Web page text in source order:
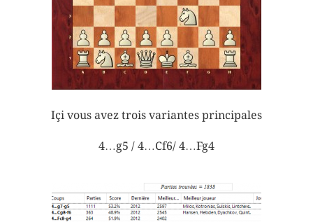
Içi vous avez trois variantes principales
4…g5 / 4…Cf6/ 4…Fg4